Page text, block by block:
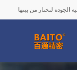
الجودة لتختار من بينها